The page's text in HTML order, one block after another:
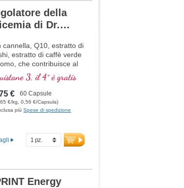
della
di Dr.
cannella, Q10, estratto di
estratto di caffè verde
che contribuisce al
di normali
di glicemia.3, il 4° è gratis
€ 60 Capsule
€/kg, 0,56 €/Capsula)
piùSpese di spedizione
Energy